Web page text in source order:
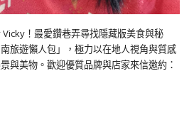
！最愛鑽巷弄尋找隱藏版美食與秘
旅遊懶人包」，極力以在地人視角與質感
與美物。歡迎優質品牌與店家來信邀約：